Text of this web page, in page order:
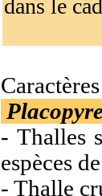
dans le
- Thalles
espèces
- Thalle